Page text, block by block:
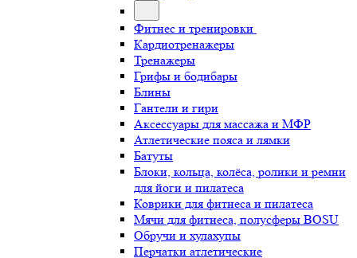
Фитнес и тренировки
Кардиотренажеры
Тренажеры
Грифы и бодибары
Блины
Гантели и гири
Аксессуары для массажа и МФР
Атлетические пояса и лямки
Батуты
Блоки, кольца, колёса, ролики и ремни
для йоги и пилатеса
Коврики для фитнеса и пилатеса
Мячи для фитнеса, полусферы BOSU
Обручи и хулахупы
Перчатки атлетические